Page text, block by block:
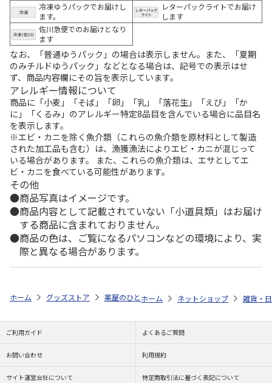
冷凍ゆうパックでお届けし
ます。
レターパックライトでお届け
します
佐川急便でのお届けとなり
ます
なお、「普通ゆうパック」の場合は表示しません。また、「夏期
のみチルドゆうパック」などとなる場合は、記号での表示はせ
ず、商品内容欄にその旨を表示しています。
アレルギー情報について
商品に「小麦」「そば」「卵」「乳」「落花生」「えび」「か
に」「くるみ」のアレルギー特定8品目を含んでいる場合に品目名
を表示します。
※エビ・カニを除く魚介類（これらの魚介類を原材料として製造
された加工品も含む）は、漁獲漁法によりエビ・カニが混じって
いる場合があります。 また、これらの魚介類は、エサとしてエ
ビ・カニを食べている可能性があります。
その他
商品写真はイメージです。
商品内容として記載されていない「小道具類」はお届け
する商品に含まれておりません。
商品の色は、ご覧になるパソコンなどの環境により、実
際と異なる場合があります。
ホーム グッズストア 薬屋のひとりごと 薬屋のひとりごと 痛印・
ホーム ネットショップ 雑貨・
ご利用ガイド よくあるご質問
お問い合わせ 利用規約
サイト運営会社について 特定商取引法に基づく表記について